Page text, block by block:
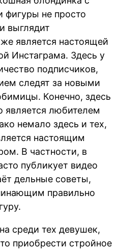
не просто
выглядит
является настоящей
Инстаграма. Здесь у
подписчиков,
следят за новыми
Конечно, здесь
является любителем
немало здесь и тех,
настоящим
В частности, в
публикует видео
дельные советы,
правильно
среди тех девушек,
приобрести стройное